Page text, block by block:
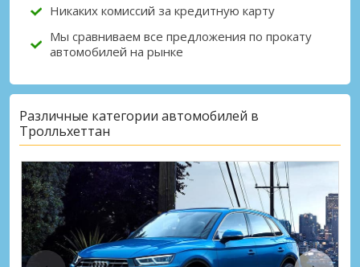
Никаких комиссий за кредитную карту
Мы сравниваем все предложения по прокату
автомобилей на рынке
Различные категории автомобилей в
Тролльхеттан